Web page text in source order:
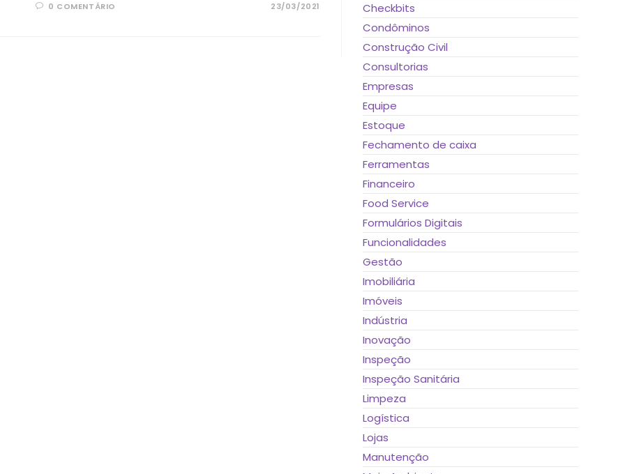
0 COMENTÁRIO 23/03/2021
Checkbits
Condôminos
Construção Civil
Consultorias
Empresas
Equipe
Estoque
Fechamento de caixa
Ferramentas
Financeiro
Food Service
Formulários Digitais
Funcionalidades
Gestão
Imobiliária
Imóveis
Indústria
Inovação
Inspeção
Inspeção Sanitária
Limpeza
Logística
Lojas
Manutenção